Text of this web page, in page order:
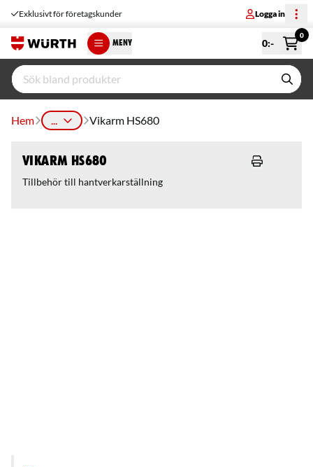
Exklusivt för företagskunder Logga in
MENY 0:-
0
Hem ... Vikarm HS680
Vikarm HS680
Tillbehör till hantverkarställning